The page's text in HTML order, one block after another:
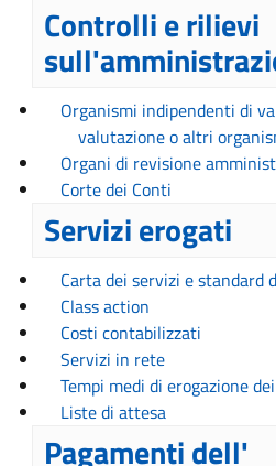
Controlli e rilievi
Organismi indipendenti di
valutazione o altri
Organi di revisione
Corte dei Conti
Servizi erogati
Carta dei servizi e standard
Class action
Costi contabilizzati
Servizi in rete
Tempi medi di erogazione
Liste di attesa
Pagamenti dell'